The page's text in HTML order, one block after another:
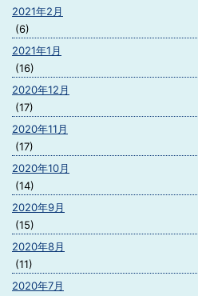
2021年2月
(6)
2021年1月
(16)
2020年12月
(17)
2020年11月
(17)
2020年10月
(14)
2020年9月
(15)
2020年8月
(11)
2020年7月